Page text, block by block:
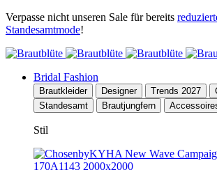
Verpasse nicht unseren Sale für bereits
Standesamtmode!
Bridal Fashion
Brautkleider Designer Trends 2027
Standesamt
Brautjungfern
Stil